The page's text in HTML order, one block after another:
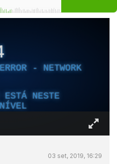
- NETWORK
ESTÁ NESTE
03 set, 2019, 16:29